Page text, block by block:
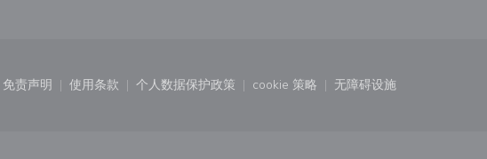
免责声明
((在新窗口中打开))
使用条款
((在新窗口中打开))
个人数据保护政策
((在新窗口中打开))
cookie 策略
((在新窗口中打开))
无障碍设施
((在新窗口中打开))